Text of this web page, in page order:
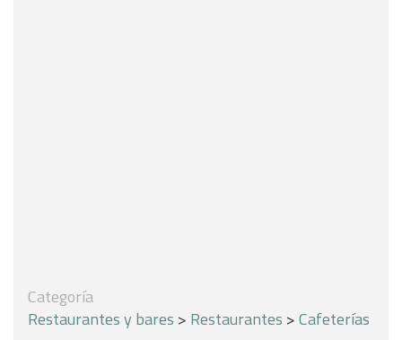
Categoría
Restaurantes y bares > Restaurantes >Cafeterías